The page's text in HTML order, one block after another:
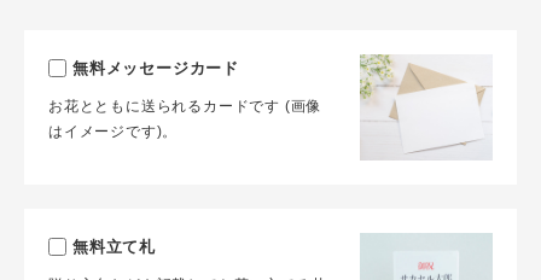
無料メッセージカード
お花とともに送られるカードです (画像
はイメージです)。
無料立て札